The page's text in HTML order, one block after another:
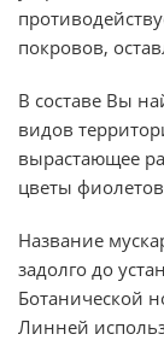
покровов,
В составе Вы
видов
вырастающее
цветы
Название
задолго до
Ботанической
Линней